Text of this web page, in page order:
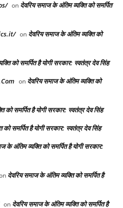
on देवरिय समाज के अंतिम व्यक्ति को समर्पित
on देवरिय समाज के अंतिम व्यक्ति को
को समर्पित है योगी सरकार: स्वतंत्र देव सिंह
on देवरिय समाज के अंतिम व्यक्ति को
को समर्पित है योगी सरकार: स्वतंत्र देव सिंह
समर्पित है योगी सरकार: स्वतंत्र देव सिंह
के अंतिम व्यक्ति को समर्पित है योगी सरकार:
देवरिय समाज के अंतिम व्यक्ति को समर्पित है
on देवरिय समाज के अंतिम व्यक्ति को समर्पित है